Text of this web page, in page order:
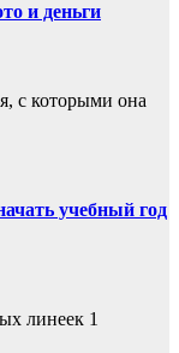
и деньги
с которыми она
учебный год
линеек 1